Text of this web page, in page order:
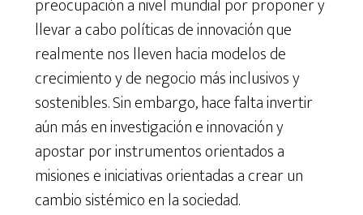
llevar a cabo políticas de innovación que
realmente nos lleven hacia modelos de
crecimiento y de negocio más inclusivos y
sostenibles. Sin embargo, hace falta invertir
aún más en investigación e innovación y
apostar por instrumentos orientados a
misiones e iniciativas orientadas a crear un
cambio sistémico en la sociedad.